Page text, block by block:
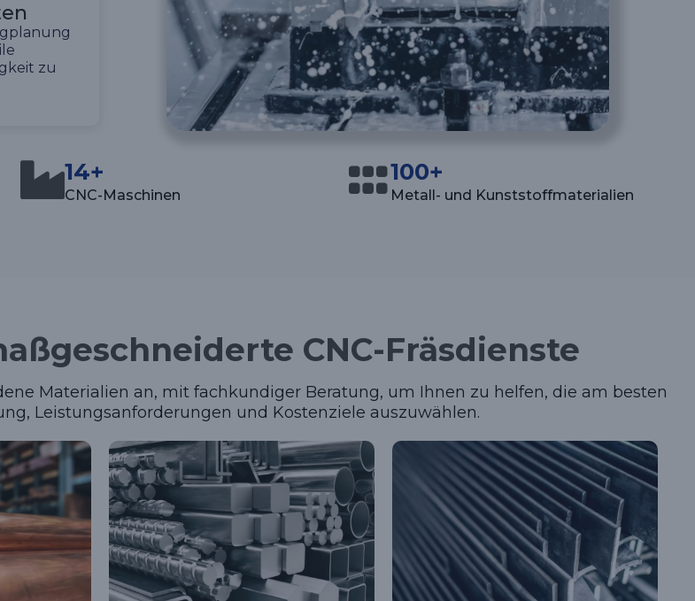
zu
14+
CNC-Maschinen
100+
Metall- und Kunststoffmaterialien
CNC-Fräsdienste
Materialien an, mit fachkundiger Beratung, um Ihnen zu helfen, die am besten
Leistungsanforderungen und Kostenziele auszuwählen.